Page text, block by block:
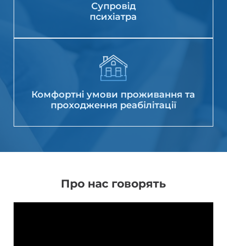
Супровід
психіатра
Комфортні умови проживання та
проходження реабілітації
Про нас говорять